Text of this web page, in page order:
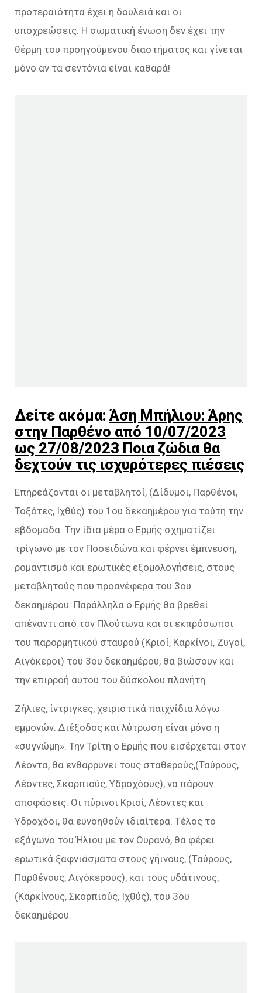
προτεραιότητα έχει η δουλειά και οι
υποχρεώσεις. Η σωματική ένωση δεν έχει την
θέρμη του προηγούμενου διαστήματος και γίνεται
μόνο αν τα σεντόνια είναι καθαρά!
Δείτε ακόμα: Άση Μπήλιου: Άρης
στην Παρθένο από 10/07/2023
ως 27/08/2023 Ποια ζώδια θα
δεχτούν τις ισχυρότερες πιέσεις
Επηρεάζονται οι μεταβλητοί, (Δίδυμοι, Παρθένοι,
Τοξότες, Ιχθύς) του 1ου δεκαημέρου για τούτη την
εβδομάδα. Την ίδια μέρα ο Ερμής σχηματίζει
τρίγωνο με τον Ποσειδώνα και φέρνει έμπνευση,
ρομαντισμό και ερωτικές εξομολογήσεις, στους
μεταβλητούς που προανέφερα του 3ου
δεκαημέρου. Παράλληλα ο Ερμής θα βρεθεί
απέναντι από τον Πλούτωνα και οι εκπρόσωποι
του παρορμητικού σταυρού (Κριοί, Καρκίνοι, Ζυγοί,
Αιγόκεροι) του 3ου δεκαημέρου, θα βιώσουν και
την επιρροή αυτού του δύσκολου πλανήτη.
Ζήλιες, ίντριγκες, χειριστικά παιχνίδια λόγω
εμμονών. Διέξοδος και λύτρωση είναι μόνο η
«συγνώμη». Την Τρίτη ο Ερμής που εισέρχεται στον
Λέοντα, θα ενθαρρύνει τους σταθερούς,(Ταύρους,
Λέοντες, Σκορπιούς, Υδροχόους), να πάρουν
αποφάσεις. Οι πύρινοι Κριοί, Λέοντες και
Υδροχόοι, θα ευνοηθούν ιδιαίτερα. Τέλος το
εξάγωνο του Ήλιου με τον Ουρανό, θα φέρει
ερωτικά ξαφνιάσματα στους γήινους, (Ταύρους,
Παρθένους, Αιγόκερους), και τους υδάτινους,
(Καρκίνους, Σκορπιούς, Ιχθύς), του 3ου
δεκαημέρου.